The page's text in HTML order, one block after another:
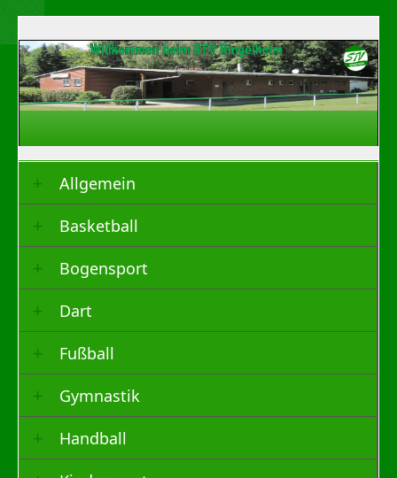
Allgemein
Basketball
Bogensport
Dart
Fußball
Gymnastik
Handball